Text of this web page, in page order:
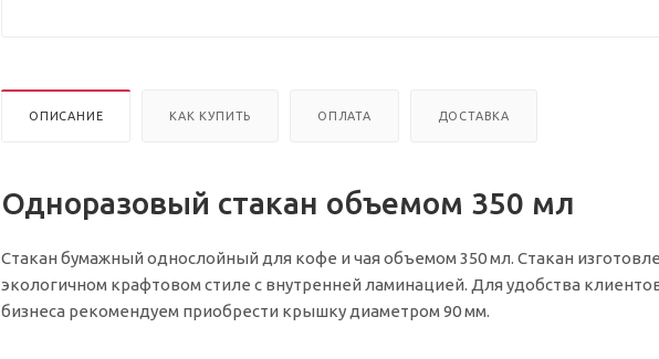
ОПИСАНИЕ КАК КУПИТЬ ОПЛАТА ДОСТАВКА
Одноразовый стакан объемом 350 мл
Стакан бумажный однослойный для кофе и чая объемом 350 мл. Стакан
экологичном крафтовом стиле с внутренней ламинацией. Для удобства
бизнеса рекомендуем приобрести крышку диаметром 90 мм.